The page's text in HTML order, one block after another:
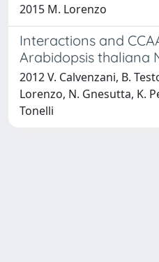
2015 M. Lorenzo
Interactions and
Arabidopsis thaliana
2012 V. Calvenzani, B.
Lorenzo, N. Gnesutta, K.
Tonelli